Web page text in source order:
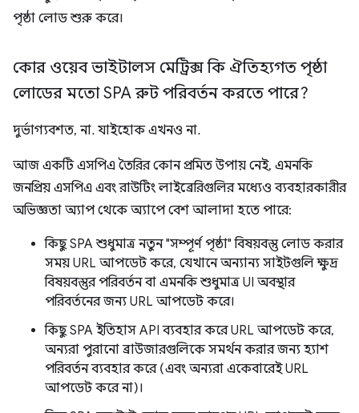
পৃষ্ঠা লোড শুরু করে।
কোর ওয়েব ভাইটালস মেট্রিক্স কি ঐতিহ্যগত পৃষ্ঠা
লোডের মতো SPA রুট পরিবর্তন করতে পারে?
দুর্ভাগ্যবশত, না. যাইহোক এখনও না.
আজ একটি এসপিএ তৈরির কোন প্রমিত উপায় নেই, এমনকি
জনপ্রিয় এসপিএ এবং রাউটিং লাইব্রেরিগুলির মধ্যেও ব্যবহারকারীর
অভিজ্ঞতা অ্যাপ থেকে অ্যাপে বেশ আলাদা হতে পারে:
কিছু SPA শুধুমাত্র নতুন "সম্পূর্ণ পৃষ্ঠা" বিষয়বস্তু লোড করার
সময় URL আপডেট করে, যেখানে অন্যান্য সাইটগুলি ক্ষুদ্র
বিষয়বস্তুর পরিবর্তন বা এমনকি শুধুমাত্র UI অবস্থার
পরিবর্তনের জন্য URL আপডেট করে।
কিছু SPA ইতিহাস API ব্যবহার করে URL আপডেট করে,
অন্যরা পুরানো ব্রাউজারগুলিকে সমর্থন করার জন্য হ্যাশ
পরিবর্তন ব্যবহার করে (এবং অন্যরা একেবারেই URL
আপডেট করে না)।